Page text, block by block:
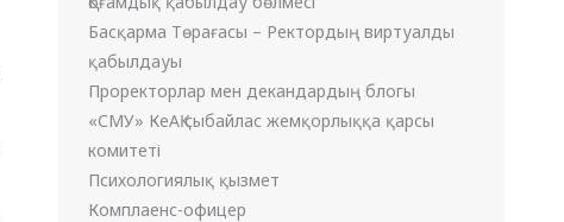
Басқарма Төрағасы – Ректордың виртуалды
қабылдауы
Проректорлар мен декандардың блогы
«СМУ» КеАҚ сыбайлас жемқорлыққа қарсы
комитеті
Психологиялық қызмет
Комплаенс-офицер